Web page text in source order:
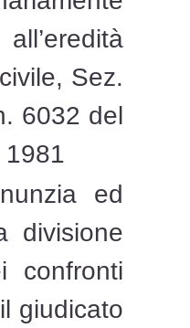
Sez.
6032 del
1981
ed
divisione
confronti
giudicato